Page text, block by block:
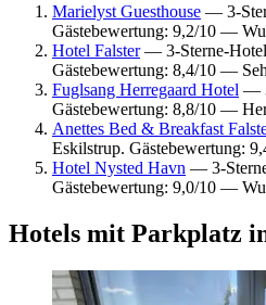
Marielyst Guesthouse — 3-
Gästebewertung: 9,2/10 —
Hotel Falster— 3-Sterne-
Gästebewertung: 8,4/10 —
Fuglsang Herregaard Hotel —
Gästebewertung: 8,8/10 —
Anettes Bed & Breakfast
Eskilstrup. Gästebewertung:
Hotel Nysted Havn — 3-
Gästebewertung: 9,0/10 —
Hotels mit Parkplatz